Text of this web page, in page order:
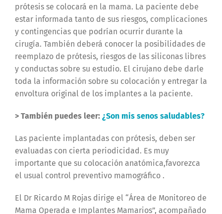
prótesis se colocará en la mama. La paciente debe
estar informada tanto de sus riesgos, complicaciones
y contingencias que podrían ocurrir durante la
cirugía. También deberá conocer la posibilidades de
reemplazo de prótesis, riesgos de las siliconas libres
y conductas sobre su estudio. El cirujano debe darle
toda la información sobre su colocación y entregar la
envoltura original de los implantes a la paciente.
> También puedes leer: ¿Son mis senos saludables?
Las paciente implantadas con prótesis, deben ser
evaluadas con cierta periodicidad. Es muy
importante que su colocación anatómica,favorezca
el usual control preventivo mamográfico .
El Dr Ricardo M Rojas dirige el “Área de Monitoreo de
Mama Operada e Implantes Mamarios”, acompañado